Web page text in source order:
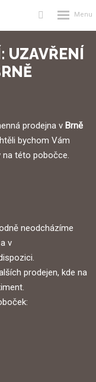
Vyhledávání
Rozbalení
UZAVŘENÍ
prodejna v Brně
bychom Vám
na této pobočce.
neodcházíme
v
prodejen, kde na